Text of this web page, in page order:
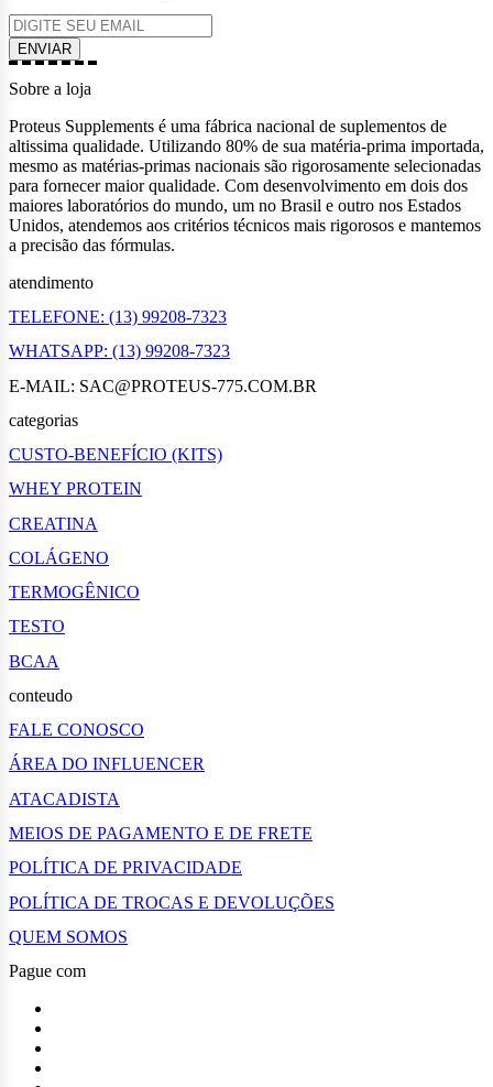
Sobre a loja
Proteus Supplements é uma fábrica nacional de suplementos de
altissima qualidade. Utilizando 80% de sua matéria-prima importada,
mesmo as matérias-primas nacionais são rigorosamente selecionadas
para fornecer maior qualidade. Com desenvolvimento em dois dos
maiores laboratórios do mundo, um no Brasil e outro nos Estados
Unidos, atendemos aos critérios técnicos mais rigorosos e mantemos
a precisão das fórmulas.
atendimento
TELEFONE: (13) 99208-7323
WHATSAPP: (13) 99208-7323
E-MAIL: SAC@PROTEUS-775.COM.BR
categorias
CUSTO-BENEFÍCIO (KITS)
WHEY PROTEIN
CREATINA
COLÁGENO
TERMOGÊNICO
TESTO
BCAA
conteudo
FALE CONOSCO
ÁREA DO INFLUENCER
ATACADISTA
MEIOS DE PAGAMENTO E DE FRETE
POLÍTICA DE PRIVACIDADE
POLÍTICA DE TROCAS E DEVOLUÇÕES
QUEM SOMOS
Pague com